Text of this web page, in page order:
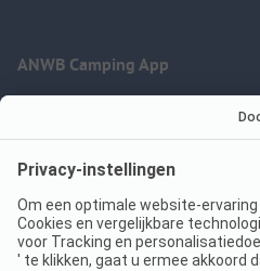
ANWB Camping App
Imprint
Jouw privacy